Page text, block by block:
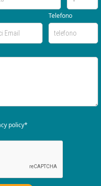
Telefono
policy*